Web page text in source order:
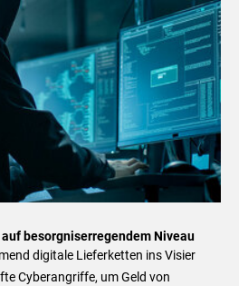
besorgniserregendem Niveau
digitale Lieferketten ins Visier
Cyberangriffe, um Geld von